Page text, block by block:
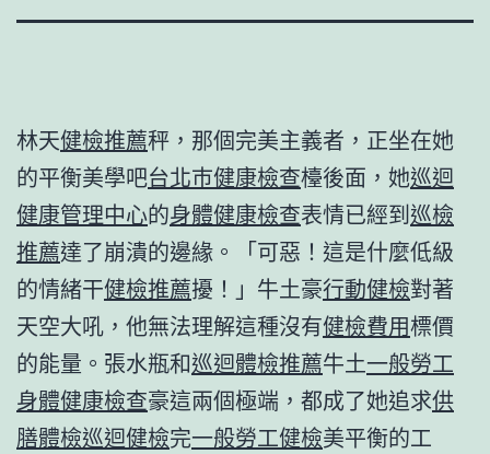
林天健檢推薦秤，那個完美主義者，正坐在她
的平衡美學吧台北巿健康檢查檯後面，她巡迴
健康管理中心的身體健康檢查表情已經到巡檢
推薦達了崩潰的邊緣。「可惡！這是什麼低級
的情緒干健檢推薦擾！」牛土豪行動健檢對著
天空大吼，他無法理解這種沒有健檢費用標價
的能量。張水瓶和巡迴體檢推薦牛土一般勞工
身體健康檢查豪這兩個極端，都成了她追求供
膳體檢巡迴健檢完一般勞工健檢美平衡的工